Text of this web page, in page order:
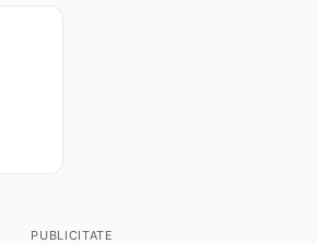
PUBLICITATE